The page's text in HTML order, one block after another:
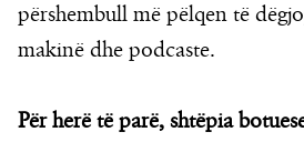
përshembull më pëlqen të
makinë dhe podcaste.
Për herë të parë, shtëpia